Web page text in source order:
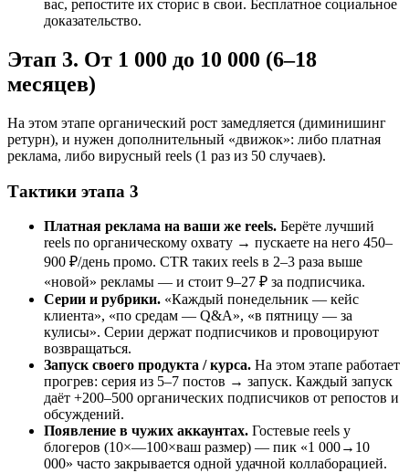
вас, репостите их сторис в свои. Бесплатное социальное
доказательство.
Этап 3. От 1 000 до 10 000 (6–18
месяцев)
На этом этапе органический рост замедляется (диминишинг
ретурн), и нужен дополнительный «движок»: либо платная
реклама, либо вирусный reels (1 раз из 50 случаев).
Тактики этапа 3
Платная реклама на ваши же reels. Берёте лучший
reels по органическому охвату → пускаете на него 450–
900 ₽/день промо. CTR таких reels в 2–3 раза выше
«новой» рекламы — и стоит 9–27 ₽ за подписчика.
Серии и рубрики. «Каждый понедельник — кейс
клиента», «по средам — Q&A», «в пятницу — за
кулисы». Серии держат подписчиков и провоцируют
возвращаться.
Запуск своего продукта / курса. На этом этапе работает
прогрев: серия из 5–7 постов → запуск. Каждый запуск
даёт +200–500 органических подписчиков от репостов и
обсуждений.
Появление в чужих аккаунтах. Гостевые reels у
блогеров (10×—100×ваш размер) — пик «1 000→10
000» часто закрывается одной удачной коллаборацией.